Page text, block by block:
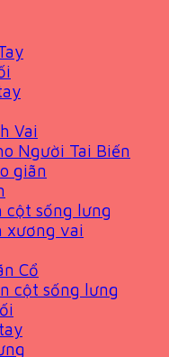
Vai
Người Tai Biến
giãn
cột sống lưng
xương vai
Cổ
cột sống lưng